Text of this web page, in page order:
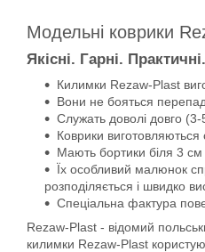
Модельні коврики
Якісні. Гарні.
Килимки Rezaw-Plast
Вони не бояться
Служать доволі довго (3-5
Коврики
Мають бортики біля 3 см
Їх особливий малюнок
розподіляється і швидко
Спеціальна фактура
Rezaw-Plast - відомий
килимки Rezaw-Plast